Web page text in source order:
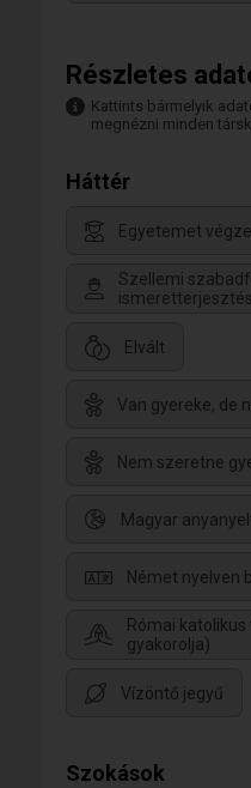
Részletes
Kattints bármelyik
megnézni minden
Háttér
Egyetemet
Szellemi
Elvált
Van gyereke, de
Nem szeretne
Magyar
Német nyelven
Római
gyakorolja)
Vízöntő jegyű
Szokások